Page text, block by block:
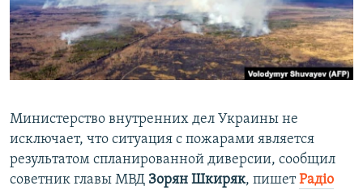
ПОБЕДИТЕЛЕЙ НЕ СУДЯТ?
КРЫМ.НЕПОКОРЕННЫЙ
ELIFBE
ПРИСОЕДИНЯЙТЕСЬ!
Все сайты RFE/RL
Министерство внутренних дел Украины не
исключает, что ситуация с пожарами является
результатом спланированной диверсии, сообщил
советник главы МВД Зорян Шкиряк, пишетРадіо